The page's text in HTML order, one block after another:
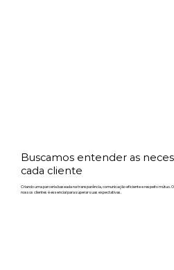
Buscamos entender as
cada cliente
Criando uma parceria baseada na transparência, comunicação eficiente e respeito mútuo.
nossos clientes é essencial para superar suas expectativas.